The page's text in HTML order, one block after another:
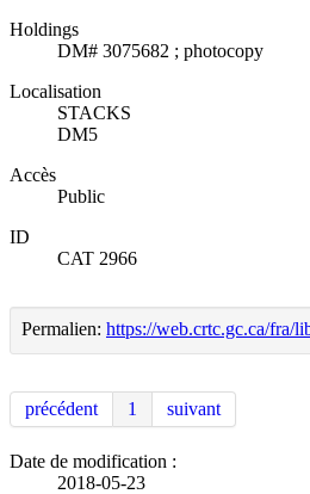
Holdings
DM# 3075682 ; photocopy
Localisation
STACKS
DM5
Accès
Public
ID
CAT 2966
Permalien: https://web.crtc.gc.ca/fra/
précédent 1 suivant
Date de modification :
2018-05-23